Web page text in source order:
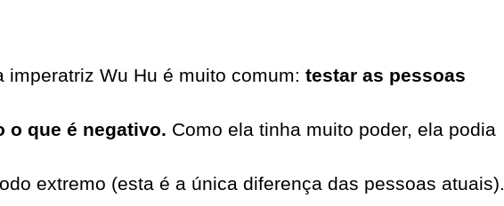
imperatriz Wu Hu é muito comum: testar as pessoas
o que é negativo. Como ela tinha muito poder, ela podia
extremo (esta é a única diferença das pessoas atuais).